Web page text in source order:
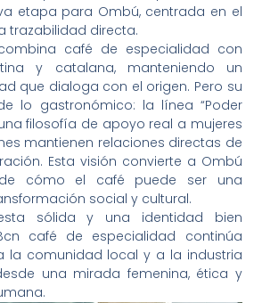
etapa para Ombú, centrada en el
trazabilidad directa.
café de especialidad con
y catalana, manteniendo un
que dialoga con el origen. Pero su
lo gastronómico: la línea “Poder
filosofía de apoyo real a mujeres
mantienen relaciones directas de
Esta visión convierte a Ombú
cómo el café puede ser una
social y cultural.
sólida y una identidad bien
café de especialidad continúa
la comunidad local y a la industria
una mirada femenina, ética y